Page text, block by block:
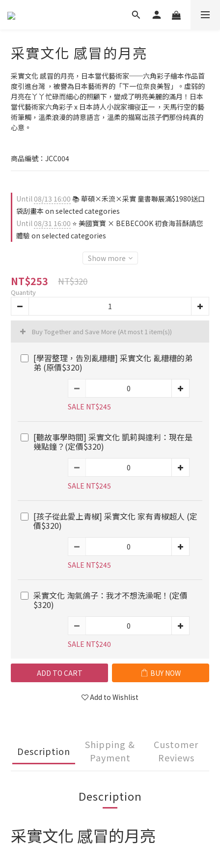
采實文化 感冒的月亮
采實文化 感冒的月亮，日本當代藝術家──六角彩子繪本作品首
度引進台灣 ，被譽為日本藝術界的「下一位奈良美智」。虛弱的
月亮在丫丫忙碌而細心的照顧下，變成了明亮美麗的滿月！日本
當代藝術家六角彩子 x 日本詩人小說家禰寝正一 ，天馬行空的藝
術筆觸，溫柔浪漫的詩意語言，溫柔的描寫出孩子們那份純真的
心意。
商品編號：JCC004
Until08/13 16:00 📚 華碩×禾流×采實 童書聯展滿$1980送口
袋刮畫本 on selected categories
Until08/31 16:00 ⭐ 美國寶寶 × BEBECOOK 初食海苔酥請您
體驗 on selected categories
Show more
NT$253 NT$320
Quantity
Buy Together and Save More (At most 1 item(s))
[學習整理，告別亂糟糟] 采實文化 亂糟糟的弟
弟 (原價$320)
SALE NT$245
[聽故事學時間] 采實文化 凱莉與達利：現在是
幾點鐘？(定價$320)
SALE NT$245
[孩子從此愛上青椒] 采實文化 家有青椒超人 (定
價$320)
SALE NT$245
采實文化 淘氣鴿子：我才不想洗澡呢！(定價
$320)
SALE NT$240
ADD TO CART BUY NOW
Add to Wishlist
Description
Shipping &
Payment
Customer
Reviews
Description
采實文化 感冒的月亮